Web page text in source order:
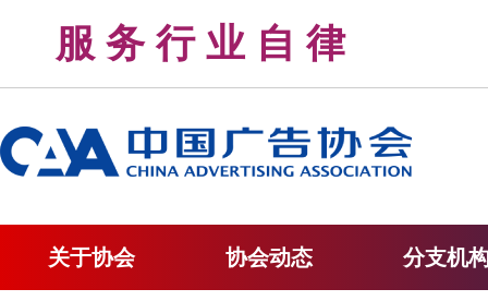
服 务 行 业 自 律
关于协会 协会动态 分支机